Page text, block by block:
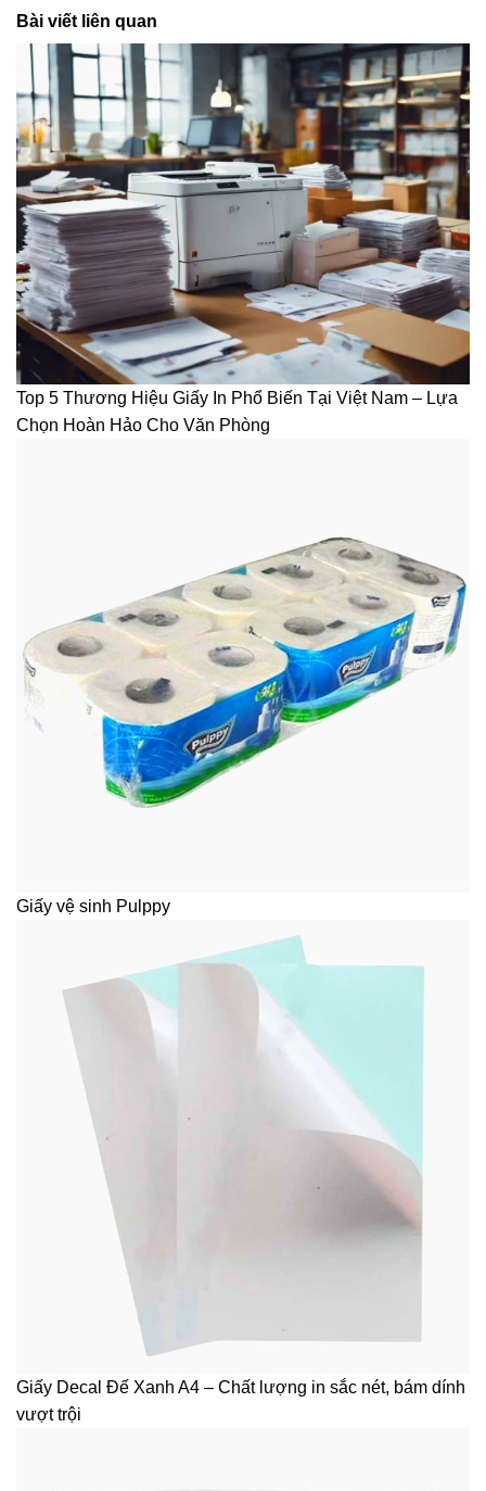
Bài viết liên quan
Top 5 Thương Hiệu Giấy In Phổ Biến Tại Việt Nam – Lựa
Chọn Hoàn Hảo Cho Văn Phòng
Giấy vệ sinh Pulppy
Giấy Decal Đế Xanh A4 – Chất lượng in sắc nét, bám dính
vượt trội